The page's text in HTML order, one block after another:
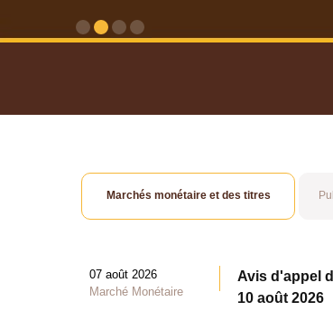
Marchés monétaire et des titres
07 août 2026
Marché Monétaire
Avis d'appel
10 août 2026